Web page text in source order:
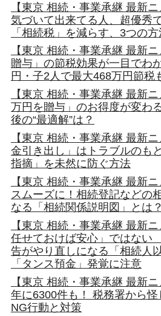
【東京 相続・事業承継 最新
気づいて出来てる人、超優秀
「相続税」を減らす、3つの
【東京 相続・事業承継 最新
贈与」の節税効果が一目でわ
円・子2人で最大468万円節税
【東京 相続・事業承継 最新
万円を贈与」のお得度が変わ
後の“最適解”は？
【東京 相続・事業承継 最新
金引き出し」はトラブルのも
指摘」を未然に防ぐ方法
【東京 相続・事業承継 最新
スムーズに！相続登記などの
なる「相続関係説明図」とは
【東京 相続・事業承継 最新
任せておけば安心」ではない
告がやり直しになる「相続人
「タンス預金」発覚に注意
【東京 相続・事業承継 最新
年に6300件も！ 税務署から
NG行動と対策